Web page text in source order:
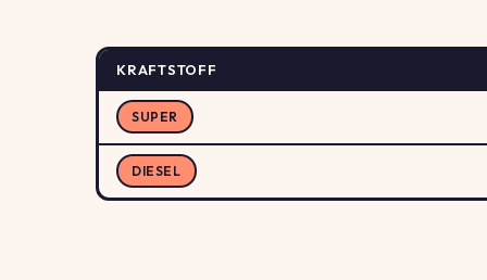
KRAFTSTOFF
SUPER
DIESEL